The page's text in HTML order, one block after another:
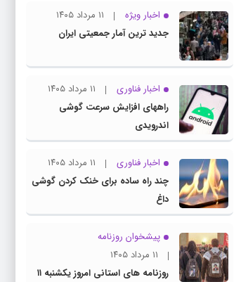
اخبار ویژه
۱۱ مرداد ۱۴۰۵
جدید ترین آمار جمعیتی ایران
اخبار فناوری
۱۱ مرداد ۱۴۰۵
راههای افزایش سرعت گوشی
اندرویدی
اخبار فناوری
۱۱ مرداد ۱۴۰۵
چند راه‌ ساده برای خنک کردن گوشی
داغ
پیشخوان روزنامه
۱۱ مرداد ۱۴۰۵
روزنامه های استانی امروز یکشنبه ۱۱